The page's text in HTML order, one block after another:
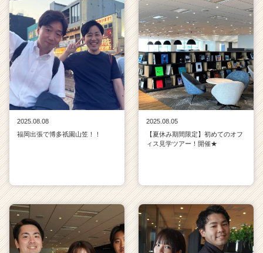
2025.08.08
福岡出張で博多祇園山笠！！
2025.08.05
【夏休み期間限定】初めてのオフ
ィス見学ツアー！開催★